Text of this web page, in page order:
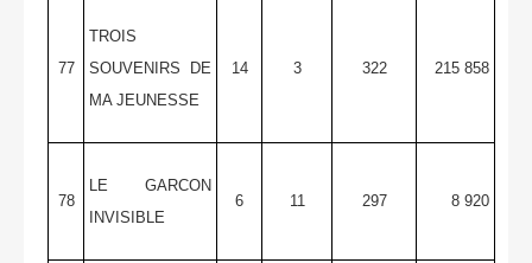
77
TROIS
SOUVENIRS DE
MA JEUNESSE
14 3 322 215 858
78
LE GARCON
INVISIBLE
6 11 297 8 920